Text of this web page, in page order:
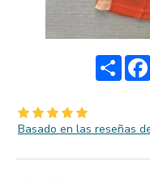
Share
Basado en las reseñas